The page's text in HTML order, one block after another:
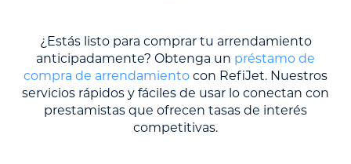
¿Estás listo para comprar tu arrendamiento
anticipadamente? Obtenga un préstamo de
compra de arrendamiento con RefiJet. Nuestros
servicios rápidos y fáciles de usar lo conectan con
prestamistas que ofrecen tasas de interés
competitivas.